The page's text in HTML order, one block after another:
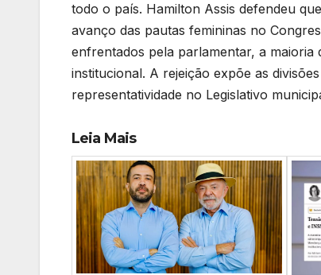
todo o país. Hamilton Assis defendeu
avanço das pautas femininas no
enfrentados pela parlamentar, a
institucional. A rejeição expõe as
representatividade no Legislativo
Leia Mais